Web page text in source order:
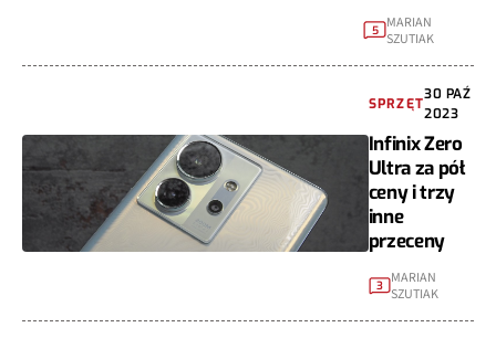
5 MARIAN
SZUTIAK
SPRZĘT
30 PAŹ
2023
Infinix Zero
Ultra za pół
ceny i trzy
inne
przeceny
3 MARIAN
SZUTIAK